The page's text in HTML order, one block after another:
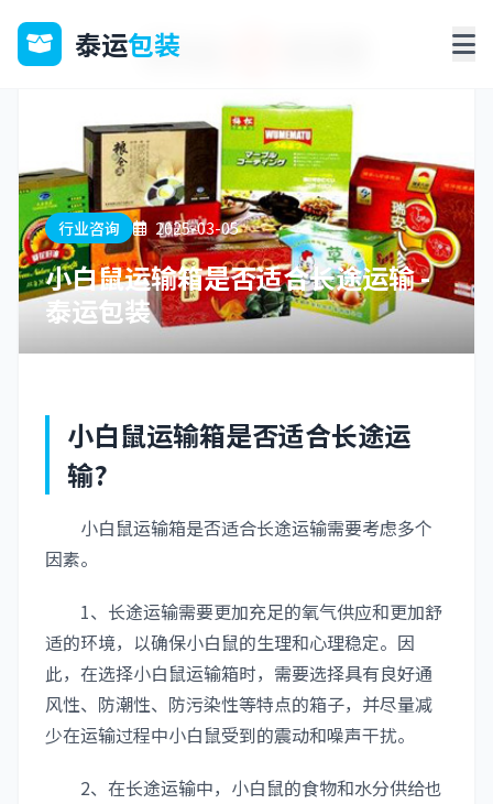
泰运包装
行业咨询 2025-03-05
小白鼠运输箱是否适合长途运输 -
泰运包装
小白鼠运输箱是否适合长途运
输?
小白鼠运输箱是否适合长途运输需要考虑多个
因素。
1、长途运输需要更加充足的氧气供应和更加舒
适的环境，以确保小白鼠的生理和心理稳定。因
此，在选择小白鼠运输箱时，需要选择具有良好通
风性、防潮性、防污染性等特点的箱子，并尽量减
少在运输过程中小白鼠受到的震动和噪声干扰。
2、在长途运输中，小白鼠的食物和水分供给也